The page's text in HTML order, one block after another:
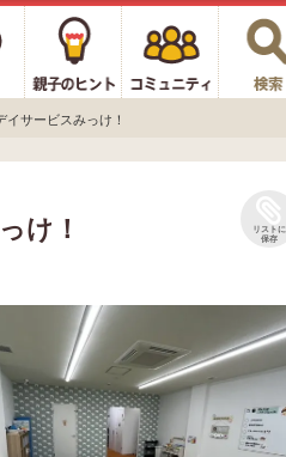
サービスみっけ！
け！
リストに
保存